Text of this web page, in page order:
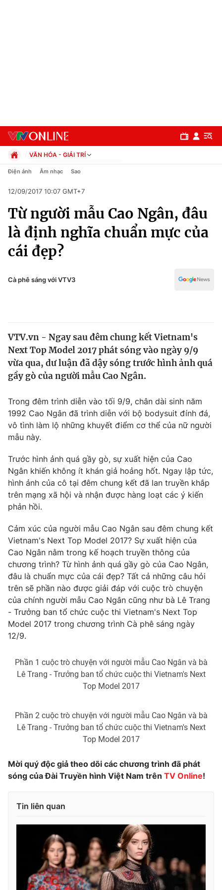
Chuyên mục
Chính trị
Xã hội
Pháp luật
Thế giới
Tin tức
Thế giới đó đây
Câu chuyện quốc tế
Kinh tế
Thị trường
Góc doanh nghiệp
Dữ liệu và đời sống
Truyền hình
Hậu trường
Nhân vật
Khán giả
Giải sao mai
Giải trí
Điện ảnh
Âm nhạc
Đời sống
Du lịch
Làm đẹp
Chất lượng cuộc sống
Giáo dục
Tuyển sinh
Học trực tuyến
Công nghệ
Hitech Công nghệ tương lai
Sản phẩm
Thị trường
Tư vấn
Giao lưu trực tuyến
Lịch phát sóng
Chuyên mục khác
Infographic
Video Shorts video
VTV Thể thao
VTV Sức khoẻ Bất động sản
VTV4 Vươn mình bằng AI
VTV8
Liên hệ tòa soạn English
VĂN HÓA - GIẢI TRÍ
Chính trị
Pháp luật
Kinh tế
Thể thao
Truyền hình
Văn hóa - Giải trí
Y tế
Công nghệ
Điện ảnh Âm nhạc Sao
12/09/2017 10:07 GMT+7
Từ người mẫu Cao Ngân, đâu
là định nghĩa chuẩn mực của
cái đẹp?
Cà phê sáng với VTV3
VTV.vn - Ngay sau đêm chung kết Vietnam's
Next Top Model 2017 phát sóng vào ngày 9/9
vừa qua, dư luận đã dậy sóng trước hình ảnh quá
gầy gò của người mẫu Cao Ngân.
Trong đêm trình diễn vào tối 9/9, chân dài sinh năm
1992 Cao Ngân đã trình diễn với bộ bodysuit đính đá,
vô tình làm lộ những khuyết điểm cơ thể của nữ người
mẫu này.
Trước hình ảnh quá gầy gò, sự xuất hiện của Cao
Ngân khiến không ít khán giả hoảng hốt. Ngay lập tức,
hình ảnh của cô tại đêm chung kết đã lan truyền khắp
trên mạng xã hội và nhận được hàng loạt các ý kiến
phản hồi.
Cảm xúc của người mẫu Cao Ngân sau đêm chung kết
Vietnam's Next Top Model 2017? Sự xuất hiện của
Cao Ngân nằm trong kế hoạch truyền thông của
chương trình? Từ hình ảnh quá gầy gò của Cao Ngân,
đâu là chuẩn mực của cái đẹp? Tất cả những câu hỏi
trên sẽ phần nào được giải đáp với cuộc trò chuyện
của chính người mẫu Cao Ngân cũng như bà Lê Trang
- Trưởng ban tổ chức cuộc thi Vietnam's Next Top
Model 2017 trong chương trình Cà phê sáng ngày
12/9.
Phần 1 cuộc trò chuyện với người mẫu Cao Ngân và bà
Lê Trang - Trưởng ban tổ chức cuộc thi Vietnam's Next
Top Model 2017
Phần 2 cuộc trò chuyện với người mẫu Cao Ngân và bà
Lê Trang - Trưởng ban tổ chức cuộc thi Vietnam's Next
Top Model 2017
Mời quý độc giả theo dõi các chương trình đã phát
sóng của Đài Truyền hình Việt Nam trên TV Online!
Tin liên quan